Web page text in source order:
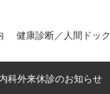
健康診断／人間ドック
科外来休診のお知らせ